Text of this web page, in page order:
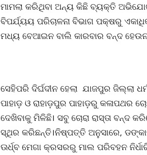
ମାମଲା କରିଥିବା ଅନ୍ୟ କିଛି ବ୍ୟକ୍ତି
ବିପର୍ଯ୍ୟୟ ପରିଚାଳନା ବିଭାଗ ପକ୍ଷରୁ
ମଧ୍ୟ ବେଆଇନ ବାଲି କାରବାର ବନ୍ଦ
ସେହିପରି ଦିର୍ଘଦୀନ ହେଲା ଯାଜପୁର ଜିଲ୍ଲା
ପାହାଡ଼ ଓ ରାହାଡ଼ପୁର ପାହାଡ଼ରୁ କଳାପଥର
ଦେଖିବାକୁ ମିଳିଛି। ସବୁ ଚୋରା ରାସ୍ତା ବନ୍ଦ
ସ୍ଥିର କରିଛନ୍ତି।ନିଷ୍ପତ୍ତି ଅନୁସାରେ,
ଊର୍ଧ୍ବ ମେଗା କ୍ରସରରୁ ମାଲ ପରିବହନ